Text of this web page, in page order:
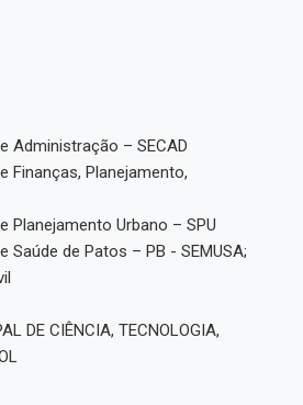
Administração – SECAD
Finanças, Planejamento,
Planejamento Urbano – SPU
Saúde de Patos – PB - SEMUSA;
DE CIÊNCIA, TECNOLOGIA,